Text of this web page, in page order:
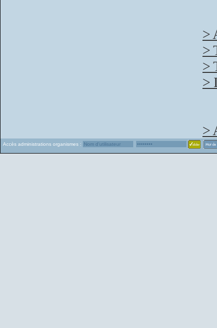
>
>
>
>
>
Accès administrations organismes :